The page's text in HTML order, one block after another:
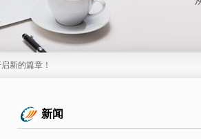
新的篇章！
新闻